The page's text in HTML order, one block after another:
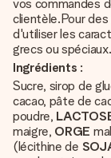
vos commandes
clientèle.Pour
d'utiliser les
grecs ou spéciaux.
Ingrédients :
Sucre, sirop de
cacao, pâte de
poudre,
maigre, ORGE
(lécithine de